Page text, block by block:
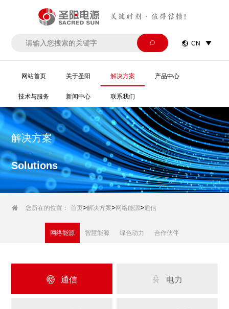
关键时刻·值得信赖！
  CN 
网站首页 关于圣阳 解决方案 产品中心
技术与服务 新闻中心 联系我们
解决方案
Solutions
 您所在的位置： 首页>解决方案>网络能源>通信
网络能源 智慧能源 绿色动力 合作伙伴
 通信  电力